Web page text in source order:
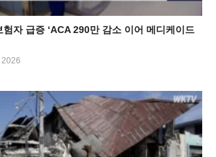
자 급증 ‘ACA 290만 감소 이어 메디케이드